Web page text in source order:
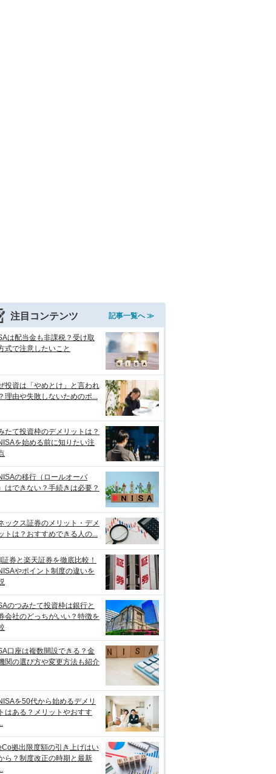
注目コンテンツ 記事一覧へ ≫
は配当金も非課税？受け取
式で注意したいこと
投資は「やめとけ」と言われ
理由や失敗しないためのポ...
たて投資枠のデメリットは？
を始める前に知りたい注
の移行（ロールオーバ
はできない？手続きは必要？
ックス証券のメリット・デメ
トは？おすすめできる人の...
証券と楽天証券を徹底比較！
やポイント制度の違いを
のつみたて投資枠は銀行と
会社のどっちがいい？特徴を
口座は複数開設できる？金
関の選び方や変更方法も紹介
を50代から始めるデメリ
はある？メリットやおすす
拠出限度額の引き上げはい
ら？制度改正の時期と最新